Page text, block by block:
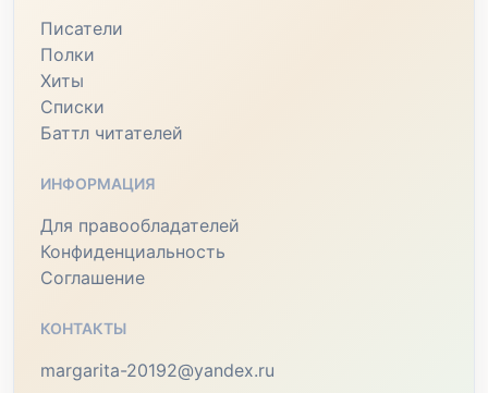
Писатели
Полки
Хиты
Списки
Баттл читателей
ИНФОРМАЦИЯ
Для правообладателей
Конфиденциальность
Соглашение
КОНТАКТЫ
margarita-20192@yandex.ru